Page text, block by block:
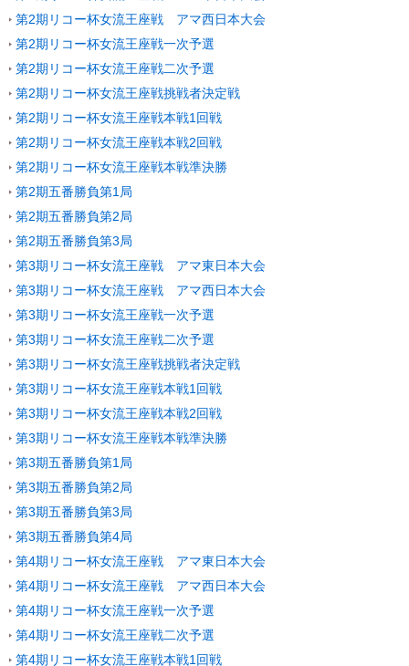
第2期リコー杯女流王座戦 アマ西日本大会
第2期リコー杯女流王座戦一次予選
第2期リコー杯女流王座戦二次予選
第2期リコー杯女流王座戦挑戦者決定戦
第2期リコー杯女流王座戦本戦1回戦
第2期リコー杯女流王座戦本戦2回戦
第2期リコー杯女流王座戦本戦準決勝
第2期五番勝負第1局
第2期五番勝負第2局
第2期五番勝負第3局
第3期リコー杯女流王座戦 アマ東日本大会
第3期リコー杯女流王座戦 アマ西日本大会
第3期リコー杯女流王座戦一次予選
第3期リコー杯女流王座戦二次予選
第3期リコー杯女流王座戦挑戦者決定戦
第3期リコー杯女流王座戦本戦1回戦
第3期リコー杯女流王座戦本戦2回戦
第3期リコー杯女流王座戦本戦準決勝
第3期五番勝負第1局
第3期五番勝負第2局
第3期五番勝負第3局
第3期五番勝負第4局
第4期リコー杯女流王座戦 アマ東日本大会
第4期リコー杯女流王座戦 アマ西日本大会
第4期リコー杯女流王座戦一次予選
第4期リコー杯女流王座戦二次予選
第4期リコー杯女流王座戦本戦1回戦